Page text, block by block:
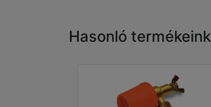
Hasonló termékeink